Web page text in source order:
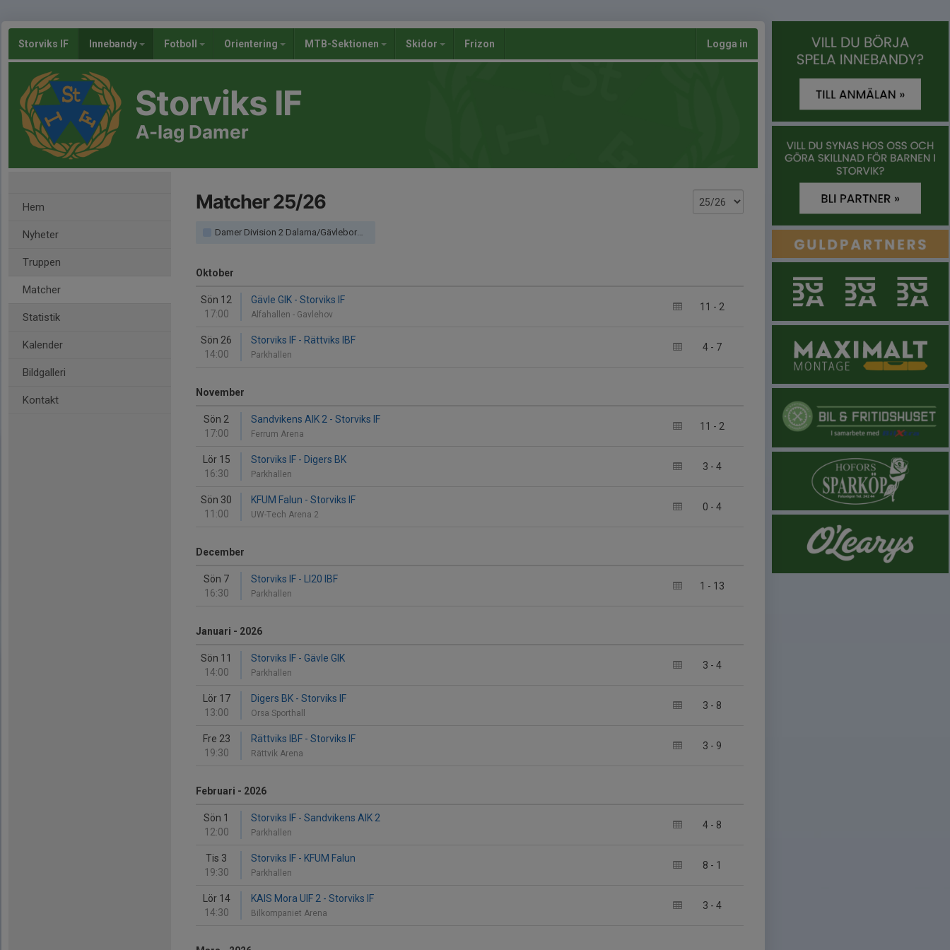
Storviks IF Innebandy Fotboll Orientering MTB-Sektionen Skidor Frizon Logga in
Storviks IF
A-lag Damer
Hem
Nyheter
Truppen
Matcher
Statistik
Kalender
Bildgalleri
Kontakt
Matcher 25/26
Damer Division 2 Dalarna/Gävleborg Grupp A (Dalarna)
Oktober
Sön 12
17:00
11 - 2
Gävle GIK - Storviks IF
Alfahallen - Gavlehov
Sön 26
14:00
4 - 7
Storviks IF - Rättviks IBF
Parkhallen
November
Sön 2
17:00
11 - 2
Sandvikens AIK 2 - Storviks IF
Ferrum Arena
Lör 15
16:30
3 - 4
Storviks IF - Digers BK
Parkhallen
Sön 30
11:00
0 - 4
KFUM Falun - Storviks IF
UW-Tech Arena 2
December
Sön 7
16:30
1 - 13
Storviks IF - LI20 IBF
Parkhallen
Januari - 2026
Sön 11
14:00
3 - 4
Storviks IF - Gävle GIK
Parkhallen
Lör 17
13:00
3 - 8
Digers BK - Storviks IF
Orsa Sporthall
Fre 23
19:30
3 - 9
Rättviks IBF - Storviks IF
Rättvik Arena
Februari - 2026
Sön 1
12:00
4 - 8
Storviks IF - Sandvikens AIK 2
Parkhallen
Tis 3
19:30
8 - 1
Storviks IF - KFUM Falun
Parkhallen
Lör 14
14:30
3 - 4
KAIS Mora UIF 2 - Storviks IF
Bilkompaniet Arena